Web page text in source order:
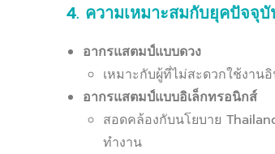
4. ความเหมาะสมกับยุคปัจจุ
อากรแสตมป์แบบดวง
เหมาะกับผู้ที่ไม่สะดวกใช้งาน
อากรแสตมป์แบบอิเล็กทรอนิกส์
สอดคล้องกับนโยบาย
ทำงาน